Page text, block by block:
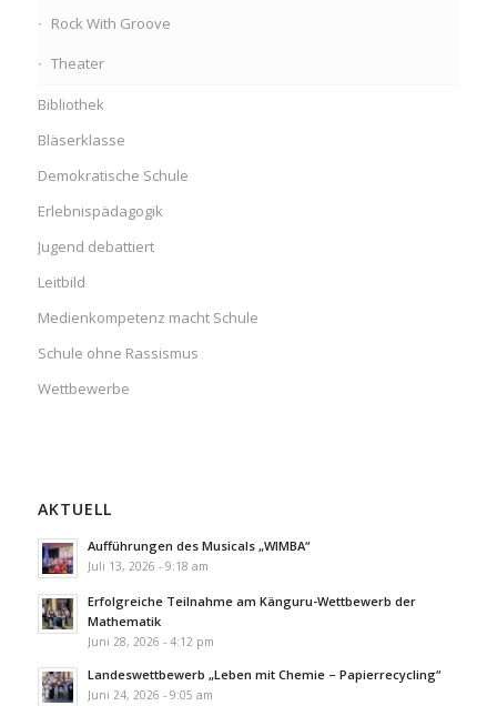
Rock With Groove
Theater
Bibliothek
Bläserklasse
Demokratische Schule
Erlebnispädagogik
Jugend debattiert
Leitbild
Medienkompetenz macht Schule
Schule ohne Rassismus
Wettbewerbe
AKTUELL
Aufführungen des Musicals „WIMBA“
Juli 13, 2026 - 9:18 am
Erfolgreiche Teilnahme am Känguru-Wettbewerb der
Mathematik
Juni 28, 2026 - 4:12 pm
Landeswettbewerb „Leben mit Chemie – Papierrecycling“
Juni 24, 2026 - 9:05 am